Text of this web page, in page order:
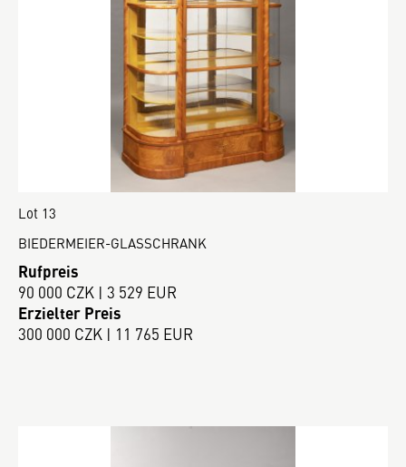
Lot 13
BIEDERMEIER-GLASSCHRANK
Rufpreis
90 000 CZK | 3 529 EUR
Erzielter Preis
300 000 CZK | 11 765 EUR